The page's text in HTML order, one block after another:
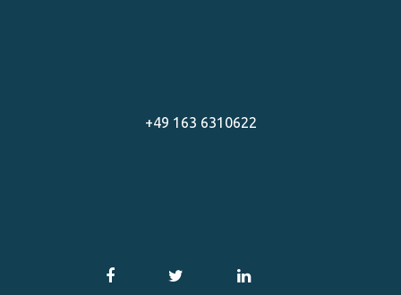
+49 163 6310622
Facebook-Twitter-
LinkedIn-